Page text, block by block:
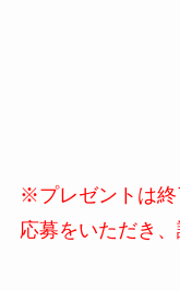
※プレゼントは終
応募をいただき